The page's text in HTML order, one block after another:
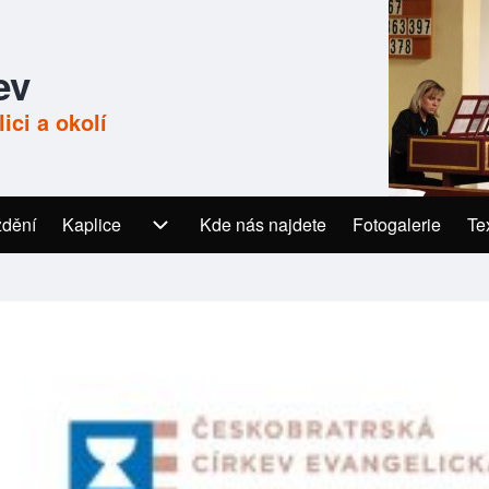
a okolí
Kaplice
Kaplice sub-navigationKde nás najdete Fotogalerie
(opens in new